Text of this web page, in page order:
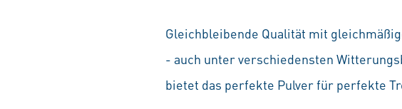
Gleichbleibende Qualität mit
- auch unter verschiedensten
bietet das perfekte Pulver für perfekte